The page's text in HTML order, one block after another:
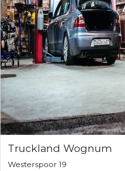
Truckland Wognum
Westerspoor 19